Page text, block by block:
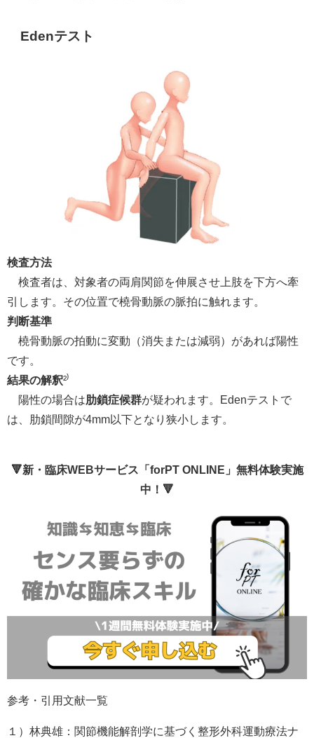
Edenテスト
検査方法
検査者は、対象者の両肩関節を伸展させ上肢を下方へ牽
引します。その位置で橈骨動脈の脈拍に触れます。
判断基準
橈骨動脈の拍動に変動（消失または減弱）があれば陽性
です。
結果の解釈²⁾
陽性の場合は肋鎖症候群が疑われます。Edenテストで
は、肋鎖間隙が4mm以下となり狭小します。
🔻新・臨床WEBサービス「forPT ONLINE」無料体験実施
中！🔻
参考・引用文献一覧
１）林典雄：関節機能解剖学に基づく整形外科運動療法ナ